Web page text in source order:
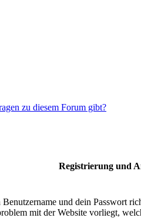
zu diesem Forum gibt?
Registrierung und
und dein Passwort
mit der Website vorliegt,